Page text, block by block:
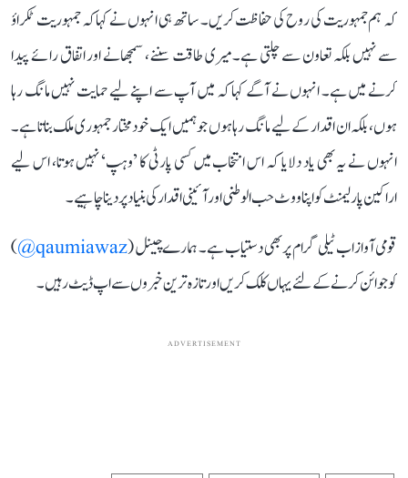
کہ ہم جمہوریت کی روح کی حفاظت کریں۔ ساتھ ہی انہوں نے کہا کہ جمہوریت ٹکراؤ
سے نہیں بلکہ تعاون سے چلتی ہے۔ میری طاقت سننے، سمجھانے اور اتفاق رائے پیدا
کرنے میں ہے۔ انہوں نے آگے کہا کہ میں آپ سے اپنے لیے حمایت نہیں مانگ رہا
ہوں، بلکہ ان اقدار کے لیے مانگ رہا ہوں جو ہمیں ایک خود مختار جمہوری ملک بناتا ہے۔
انہوں نے یہ بھی یاد دلایا کہ اس انتخاب میں کسی پارٹی کا ’وہپ‘ نہیں ہوتا، اس لیے
اراکین پارلیمنٹ کو اپنا ووٹ حب الوطنی اور آئینی اقدار کی بنیاد پر دینا چاہیے۔
قومی آواز اب ٹیلی گرام پر بھی دستیاب ہے۔ ہمارے چینل (qaumiawaz@
)
کو جوائن کرنے کے لئے یہاں کلک کریں اور تازہ ترین خبروں سے اپ ڈیٹ رہیں۔
ADVERTISEMENT